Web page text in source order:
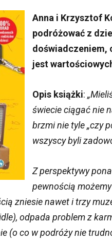
Anna i Krzysztof
podróżować z
doświadczeniem,
jest
Opis książki:
świecie ciągać nie
brzmi nie tyle „czy
wszyscy byli
Z perspektywy
pewnością
zniesie nawet i trzy
odpada problem z
(o co w podróży nie